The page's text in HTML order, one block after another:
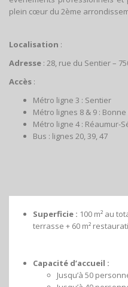
plein cœur du 2ème
Localisation :
Adresse : 28, rue du Sentier –
Accès :
Métro ligne 3 : Sentier
Métro lignes 8 & 9 :
Métro ligne 4 : Réaumur-
Bus : lignes 20, 39, 47
Superficie : 100 m² au
terrasse + 60 m²
Capacité d’accueil :
Jusqu’à 50